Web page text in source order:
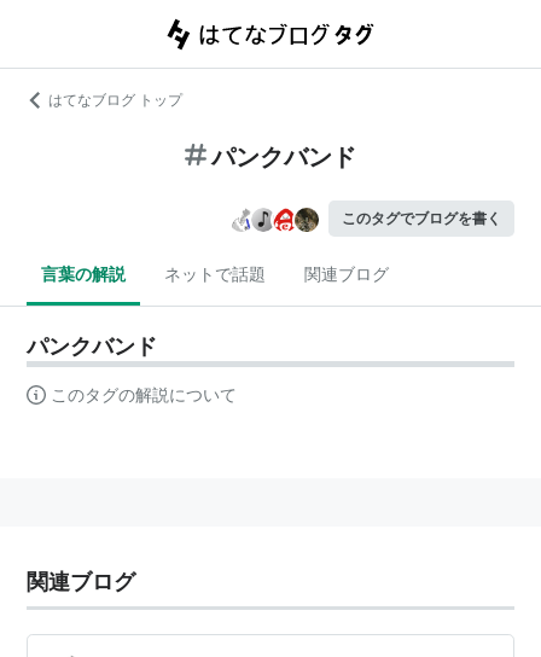
はてなブログ トップ
パンクバンド
このタグでブログを書く
言葉の解説 ネットで話題 関連ブログ
パンクバンド
このタグの解説について
関連ブログ